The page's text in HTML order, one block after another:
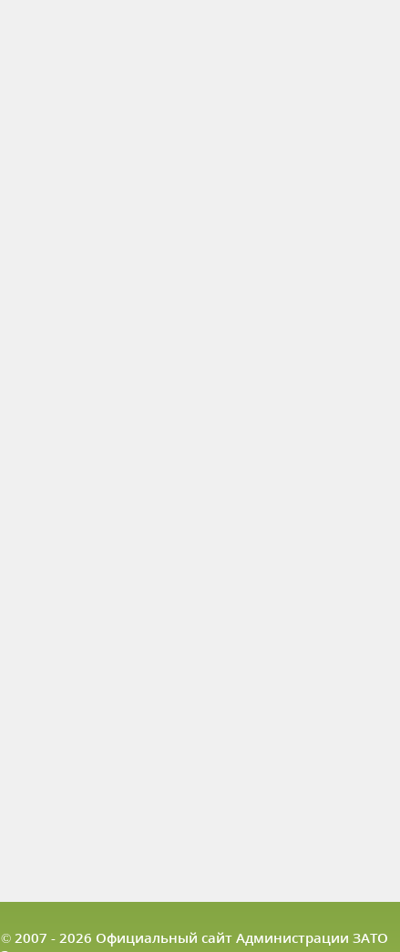
© 2007 - 2026 Официальный сайт Администрации ЗАТО